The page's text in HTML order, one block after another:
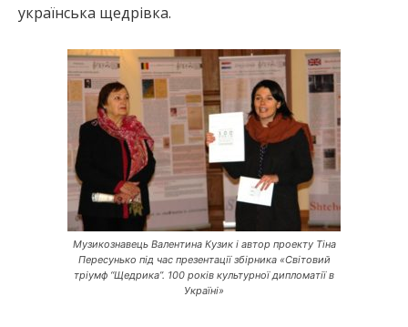
українська щедрівка.
Музикознавець Валентина Кузик і автор проекту Тіна
Пересунько під час презентації збірника «Світовий
тріумф “Щедрика”. 100 років культурної дипломатії в
Україні»